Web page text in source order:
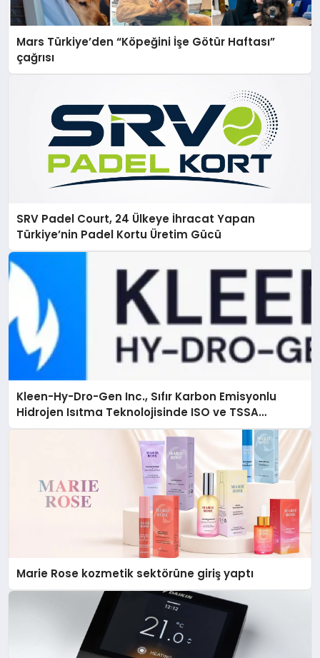
Mars Türkiye’den “Köpeğini İşe Götür Haftası”
çağrısı
SRV Padel Court, 24 Ülkeye İhracat Yapan
Türkiye’nin Padel Kortu Üretim Gücü
Kleen-Hy-Dro-Gen Inc., Sıfır Karbon Emisyonlu
Hidrojen Isıtma Teknolojisinde ISO ve TSSA
Düzenleyici Onaylarını Aldı
Marie Rose kozmetik sektörüne giriş yaptı